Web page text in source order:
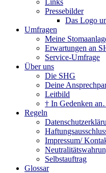
Pressebilder
Das Logo
Umfragen
Meine
Erwartungen an
Service-Umfrage
Über uns
Die SHG
Deine
Leitbild
† In Gedenken
Regeln
Impressum/
Selbstauftrag
Glossar